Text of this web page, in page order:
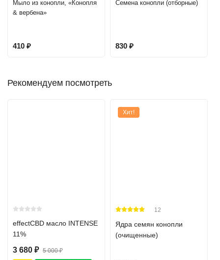
витаминами и обеспечивает до 50% их общей суточной
липаза). Поэтому конопляная каша с маком усваивается
Каша готовится без кипячения. Подходит вегетарианцам и
Конопляную кашу можно готовить не только на воде, но и
Мыло из конопли, «Конопля
& вербена»
410 ₽
Семена конопли (отборные)
830 ₽
Рекомендуем посмотреть
effectСBD масло INTENSE
11%
3 680 ₽ 5 000₽
Хит!
12
Ядра семян конопли
(очищенные)